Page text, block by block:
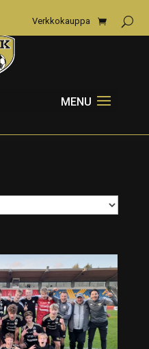
Verkkokauppa